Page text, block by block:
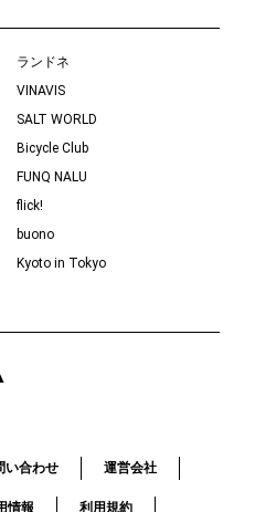
ランドネ
VINAVIS
SALT WORLD
Bicycle Club
FUNQ NALU
flick!
buono
Kyoto in Tokyo
い合わせ 運営会社
情報 利用規約